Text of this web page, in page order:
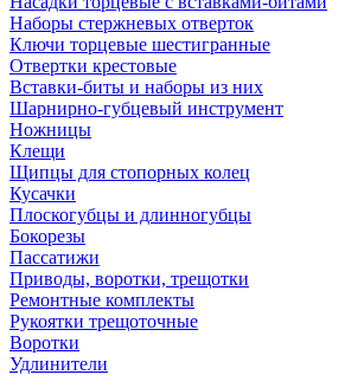
Наборы стержневых отверток
Ключи торцевые шестигранные
Отвертки крестовые
Вставки-биты и наборы из них
Шарнирно-губцевый инструмент
Ножницы
Клещи
Щипцы для стопорных колец
Кусачки
Плоскогубцы и длинногубцы
Бокорезы
Пассатижи
Приводы, воротки, трещотки
Ремонтные комплекты
Рукоятки трещоточные
Воротки
Удлинители